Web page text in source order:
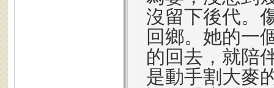
沒留下後代。
回鄉。她的一
的回去，就陪
是動手割大麥